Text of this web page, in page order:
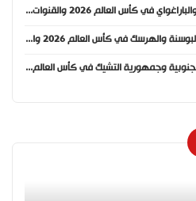
موعد مباراة أمريكا والباراغواي في كأس العالم 2026 والقنوات الناقلة
موعد مباراة كندا والبوسنة والهرسك في كأس العالم 2026 والقنوات الناقلة
موعد مباراة كوريا الجنوبية وجمهورية التشيك في كأس العالم 2026 والقنوات الناقلة